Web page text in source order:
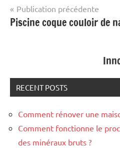
Navigation
de
Publication précédente
Piscine coque couloir de
RECENT POSTS
Comment rénover une
Comment fonctionne le
des minéraux bruts ?